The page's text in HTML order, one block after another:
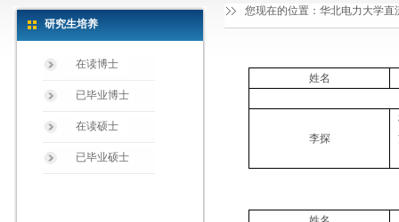
研究生培养
在读博士
已毕业博士
在读硕士
已毕业硕士
您现在的位置： 华北电力大学直
姓名
李探